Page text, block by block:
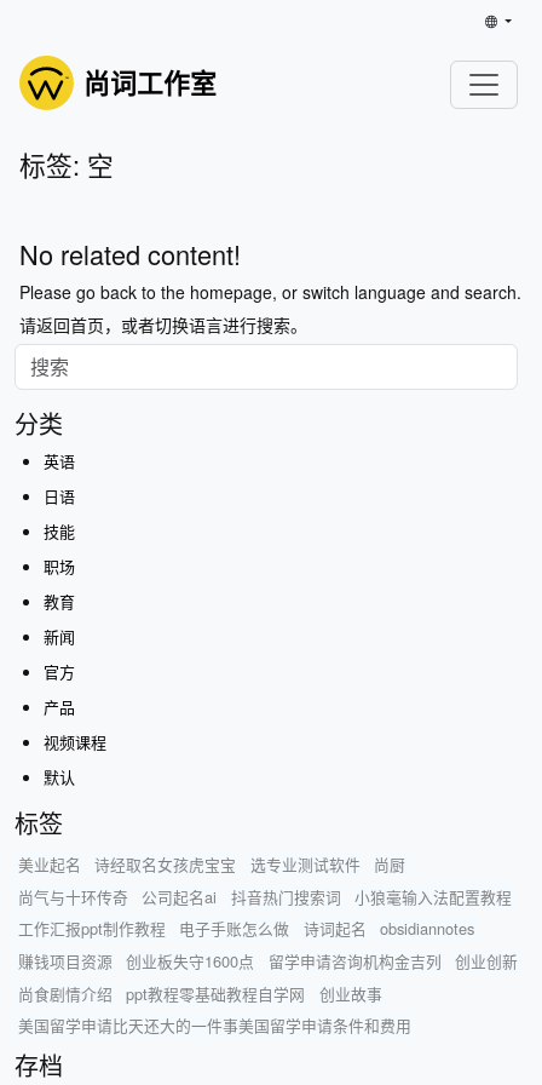
尚词工作室
标签: 空
No related content!
Please go back to the homepage, or switch language and search.
请返回首页，或者切换语言进行搜索。
分类
英语
日语
技能
职场
教育
新闻
官方
产品
视频课程
默认
标签
美业起名 诗经取名女孩虎宝宝 选专业测试软件
尚厨
尚气与十环传奇
公司起名ai 抖音热门搜索词
小狼毫输入法配置教程
工作汇报ppt制作教程
电子手账怎么做 诗词起名
obsidiannotes
赚钱项目资源
创业板失守1600点 留学申请咨询机构金吉列
创业创新
尚食剧情介绍
ppt教程零基础教程自学网
创业故事
美国留学申请比天还大的一件事美国留学申请条件和费用
存档